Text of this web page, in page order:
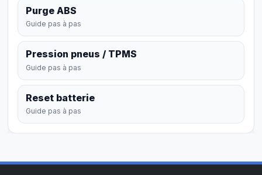
Purge ABS
Guide pas à pas
Pression pneus / TPMS
Guide pas à pas
Reset batterie
Guide pas à pas